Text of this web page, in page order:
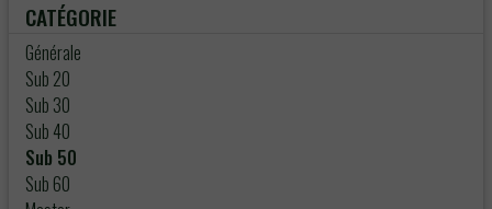
CATÉGORIE
Générale
Sub 20
Sub 30
Sub 40
Sub 50
Sub 60